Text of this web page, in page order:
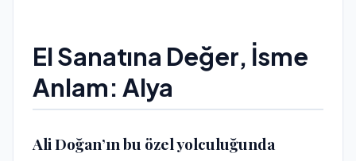
El Sanatına Değer, İsme
Anlam: Alya
Ali Doğan’ın bu özel yolculuğunda